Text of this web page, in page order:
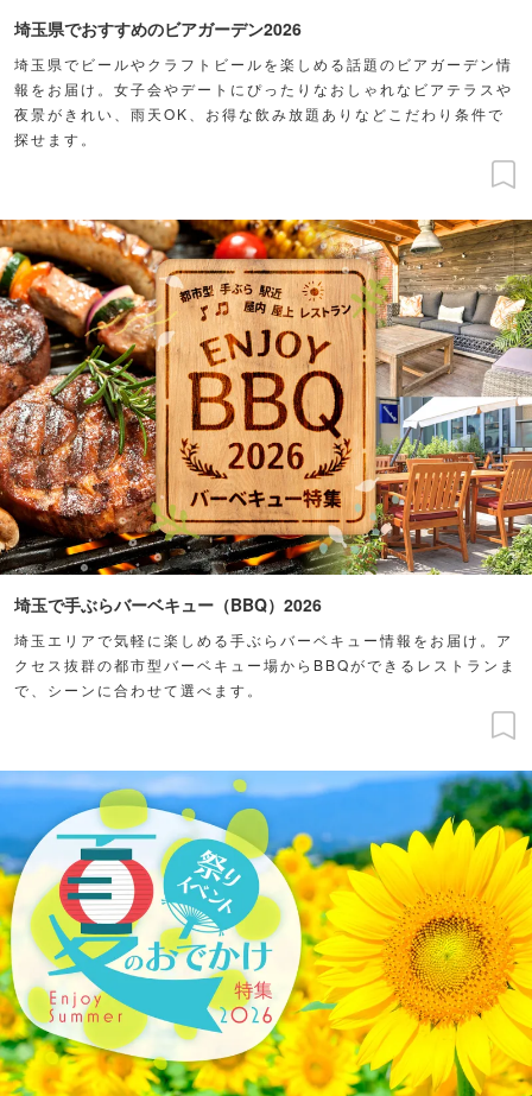
埼玉県でおすすめのビアガーデン2026
埼玉県でビールやクラフトビールを楽しめる話題のビアガーデン情
報をお届け。女子会やデートにぴったりなおしゃれなビアテラスや
夜景がきれい、雨天OK、お得な飲み放題ありなどこだわり条件で
探せます。
埼玉で手ぶらバーベキュー（BBQ）2026
埼玉エリアで気軽に楽しめる手ぶらバーベキュー情報をお届け。ア
クセス抜群の都市型バーベキュー場からBBQができるレストランま
で、シーンに合わせて選べます。